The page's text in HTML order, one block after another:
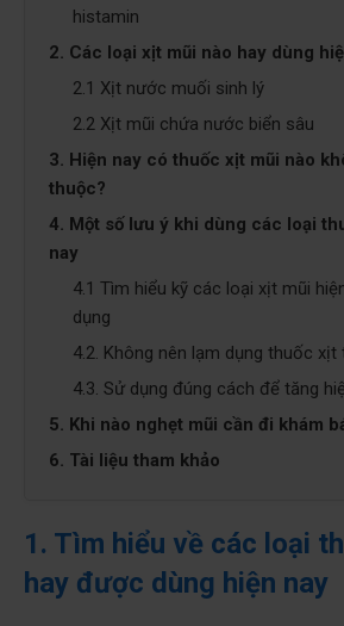
histamin
2. Các loại xịt mũi nào hay dùng
2.1 Xịt nước muối sinh lý
2.2 Xịt mũi chứa nước biển sâu
3. Hiện nay có thuốc xịt mũi nào
thuộc?
4. Một số lưu ý khi dùng các loại
nay
4.1 Tìm hiểu kỹ các loại xịt mũi
dụng
4.2. Không nên lạm dụng thuốc xịt
4.3. Sử dụng đúng cách để tăng
5. Khi nào nghẹt mũi cần đi khám
6. Tài liệu tham khảo
1. Tìm hiểu về các loại
hay được dùng hiện nay